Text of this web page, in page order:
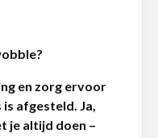
en zorg ervoor
afgesteld. Ja,
je altijd doen –